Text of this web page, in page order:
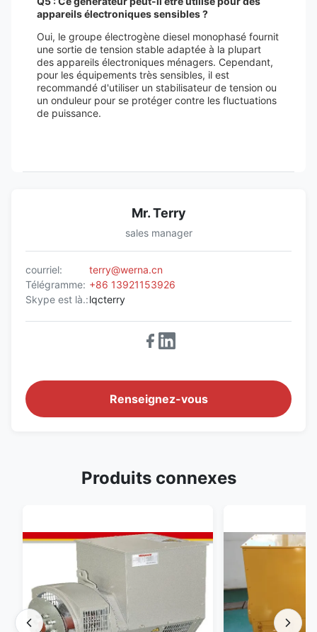
appareils électroniques sensibles ?
Oui, le groupe électrogène diesel monophasé fournit
une sortie de tension stable adaptée à la plupart
des appareils électroniques ménagers. Cependant,
pour les équipements très sensibles, il est
recommandé d'utiliser un stabilisateur de tension ou
un onduleur pour se protéger contre les fluctuations
de puissance.
Mr. Terry
sales manager
courriel:
terry@werna.cn
Télégramme: +86 13921153926
Skype est là.:lqcterry
Renseignez-vous
Produits connexes